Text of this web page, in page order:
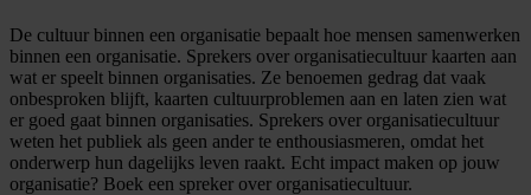
De cultuur binnen een organisatie bepaalt hoe mensen samenwerken
binnen een organisatie. Sprekers over organisatiecultuur kaarten aan
wat er speelt binnen organisaties. Ze benoemen gedrag dat vaak
onbesproken blijft, kaarten cultuurproblemen aan en laten zien wat
er goed gaat binnen organisaties. Sprekers over organisatiecultuur
weten het publiek als geen ander te enthousiasmeren, omdat het
onderwerp hun dagelijks leven raakt. Echt impact maken op jouw
organisatie? Boek een spreker over organisatiecultuur.